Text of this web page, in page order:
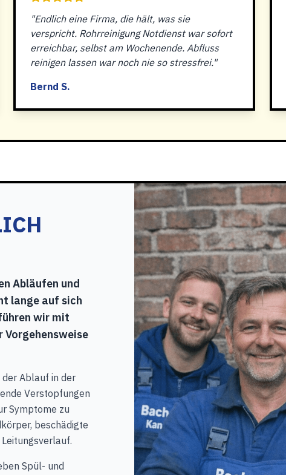
"Endlich eine Firma, die hält, was sie
verspricht. Rohrreinigung Notdienst war sofort
erreichbar, selbst am Wochenende. Abfluss
reinigen lassen war noch nie so stressfrei."
Bernd S.
Abläufen und
lange auf sich
wir mit
der Ablauf in der
Verstopfungen
Symptome zu
beschädigte
Spül- und